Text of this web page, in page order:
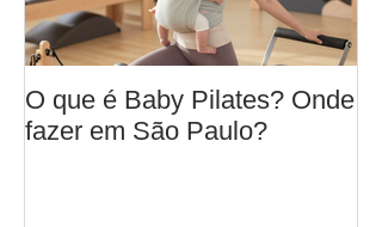
O que é Baby Pilates? Onde
fazer em São Paulo?